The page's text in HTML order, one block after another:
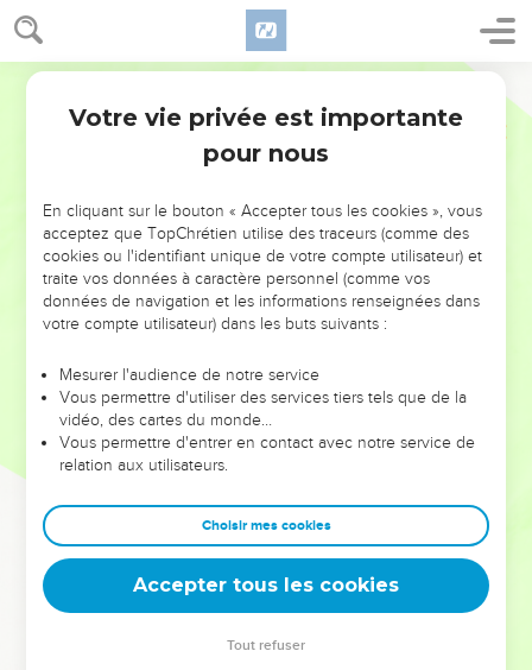
NE MANQUEZ PAS L’ÉVÉNEMENT
DE L’ANNÉE !
ET SI LEURS ERREURS POUVAIENT VOUS ÉVITER LES
VOTRES ?
leur foi ou leur vision. Mais on voit moins les doutes, les erreurs
et les saisons difficiles qu'ils ont traversés, alors même que ce
sont elles qui les ont façonnés.
Dans cette conférence, leaders, entrepreneurs, et responsables
clés pour avancer avec plus de sagesse afin que leurs erreurs
deviennent vos tremplins. Que vous guidiez un ministère, une
équipe, un groupe ou une famille, leur expérience est faite
Votre vie privée est importante
pour nous
En cliquant sur le bouton « Accepter tous les cookies », vous
acceptez que TopChrétien utilise des traceurs (comme des
cookies ou l'identifiant unique de votre compte utilisateur) et
traite vos données à caractère personnel (comme vos
données de navigation et les informations renseignées dans
votre compte utilisateur) dans les buts suivants :
Mesurer l'audience de notre service
Vous permettre d'utiliser des services tiers tels que de la
vidéo, des cartes du monde…
Vous permettre d'entrer en contact avec notre service de
relation aux utilisateurs.
Choisir mes cookies
Accepter tous les cookies
Tout refuser